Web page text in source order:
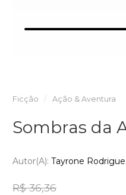
Ficção Ação & Aventura
Sombras da
Autor(a): Tayrone
R$ 36,36